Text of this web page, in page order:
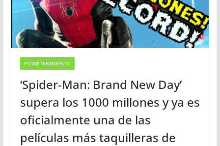
ENTRETENIMIENTO
‘Spider-Man: Brand New Day’
supera los 1000 millones y ya es
oficialmente una de las
películas más taquilleras de